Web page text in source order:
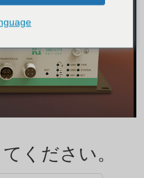
ください。